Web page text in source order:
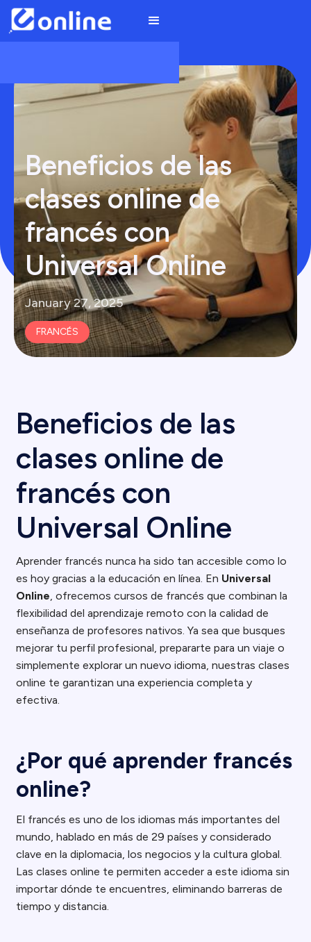
Beneficios de las
clases online de
francés con
Universal Online
January 27, 2025
FRANCÉS
Beneficios de las
clases online de
francés con
Universal Online
Aprender francés nunca ha sido tan accesible como lo
es hoy gracias a la educación en línea. En Universal
Online, ofrecemos cursos de francés que combinan la
flexibilidad del aprendizaje remoto con la calidad de
enseñanza de profesores nativos. Ya sea que busques
mejorar tu perfil profesional, prepararte para un viaje o
simplemente explorar un nuevo idioma, nuestras clases
online te garantizan una experiencia completa y
efectiva.
¿Por qué aprender francés
online?
El francés es uno de los idiomas más importantes del
mundo, hablado en más de 29 países y considerado
clave en la diplomacia, los negocios y la cultura global.
Las clases online te permiten acceder a este idioma sin
importar dónde te encuentres, eliminando barreras de
tiempo y distancia.